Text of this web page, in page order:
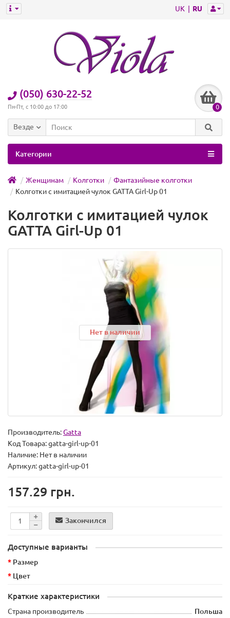
UK RU
(050) 630-22-52
Пн-Пт, с 10:00 до 17:00 0
Везде
Категории
Женщинам Колготки
Фантазийные колготки
Колготки с имитацией чулок GATTA Girl-Up 01
Колготки с имитацией чулок
GATTA Girl-Up 01
Нет в наличии
Производитель:Gatta
Код Товара:gatta-girl-up-01
Наличие: Нет в наличии
Артикул: gatta-girl-up-01
157.29 грн.
Закончился
Доступные варианты
Размер
Цвет
Краткие характеристики
Страна производитель
Польша